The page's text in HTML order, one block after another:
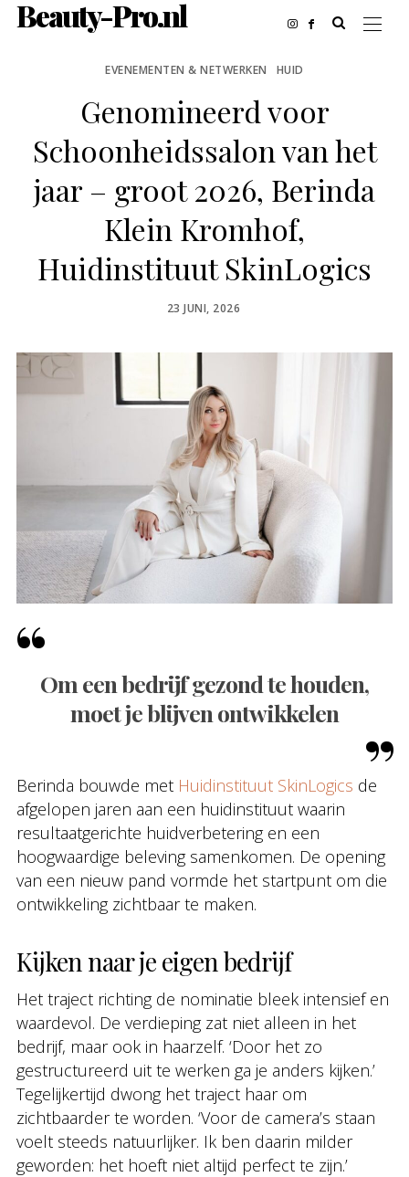
Beauty-Pro.nl
EVENEMENTEN & NETWERKEN HUID
Genomineerd voor
Schoonheidssalon van het
jaar – groot 2026, Berinda
Klein Kromhof,
Huidinstituut SkinLogics
POSTED
23 JUNI, 2026
Om een bedrijf gezond te houden,
moet je blijven ontwikkelen
Berinda bouwde met Huidinstituut SkinLogics de
afgelopen jaren aan een huidinstituut waarin
resultaatgerichte huidverbetering en een
hoogwaardige beleving samenkomen. De opening
van een nieuw pand vormde het startpunt om die
ontwikkeling zichtbaar te maken.
Kijken naar je eigen bedrijf
Het traject richting de nominatie bleek intensief en
waardevol. De verdieping zat niet alleen in het
bedrijf, maar ook in haarzelf. ‘Door het zo
gestructureerd uit te werken ga je anders kijken.’
Tegelijkertijd dwong het traject haar om
zichtbaarder te worden. ‘Voor de camera’s staan
voelt steeds natuurlijker. Ik ben daarin milder
geworden: het hoeft niet altijd perfect te zijn.’